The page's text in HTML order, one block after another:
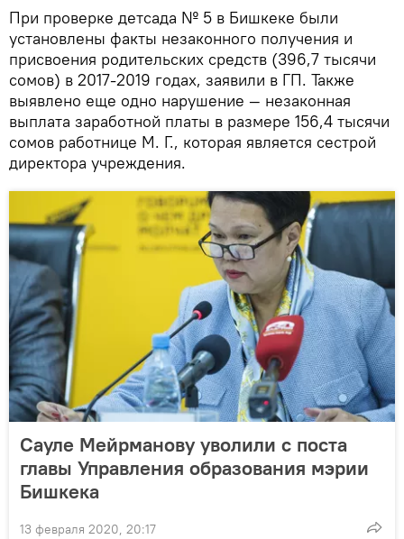
При проверке детсада № 5 в Бишкеке были
установлены факты незаконного получения и
присвоения родительских средств (396,7 тысячи
сомов) в 2017-2019 годах, заявили в ГП. Также
выявлено еще одно нарушение — незаконная
выплата заработной платы в размере 156,4 тысячи
сомов работнице М. Г., которая является сестрой
директора учреждения.
Сауле Мейрманову уволили с поста
главы Управления образования мэрии
Бишкека
13 февраля 2020, 20:17